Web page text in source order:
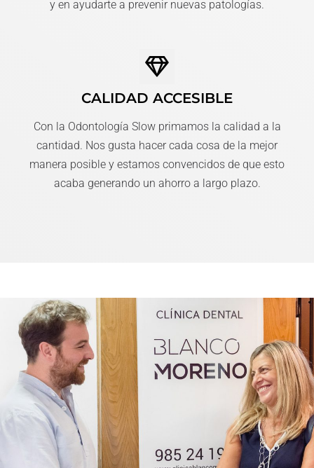
y en ayudarte a prevenir nuevas patologías.
CALIDAD ACCESIBLE
Con la Odontología Slow primamos la calidad a la
cantidad. Nos gusta hacer cada cosa de la mejor
manera posible y estamos convencidos de que esto
acaba generando un ahorro a largo plazo.